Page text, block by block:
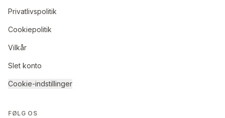
Privatlivspolitik
Cookiepolitik
Vilkår
Slet konto
Cookie-indstillinger
FØLG OS